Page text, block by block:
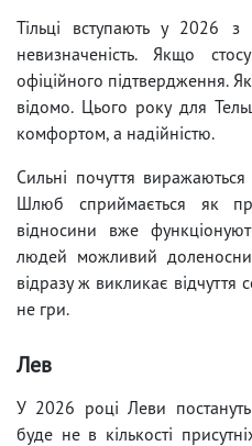
Тільці вступають у 2026
невизначеність. Якщо
офіційного підтвердження.
відомо. Цього року для
комфортом, а надійністю.
Сильні почуття
Шлюб сприймається як
відносини вже
людей можливий
відразу ж викликає відчуття
не гри.
Лев
У 2026 році Леви
буде не в кількості